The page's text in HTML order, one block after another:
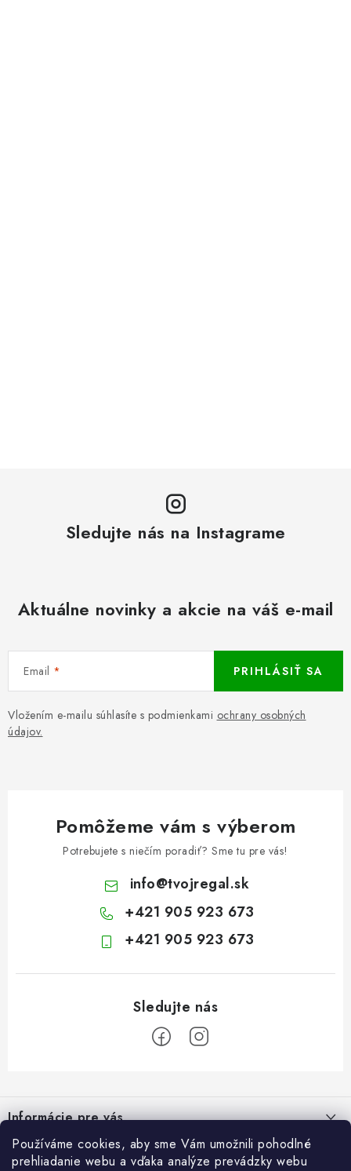
Používáme cookies, aby sme Vám umožnili pohodlné
prehliadanie webu a vďaka analýze prevádzky webu
Sledujte nás na Instagrame
Aktuálne novinky a akcie na váš e-mail
Email
Vložením e-mailu súhlasíte s podmienkami ochrany osobných
údajov.
PRIHLÁSIŤ SA
Pomôžeme vám s výberom
Potrebujete s niečím poradiť? Sme tu pre vás!
info@tvojregal.sk
+421 905 923 673
+421 905 923 673
pInformácie pre vás
Kontakt
Blogy